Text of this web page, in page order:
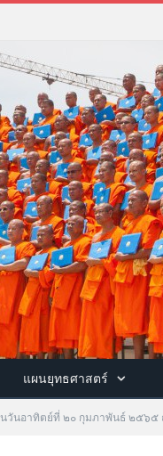
แผนยุทธศาสตร์
วันอาทิตย์ที่ ๒๐ กุมภาพันธ์ ๒๕๖๕